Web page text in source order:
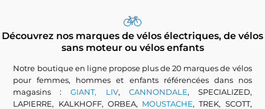
Découvrez nos marques de vélos électriques, de vélos
sans moteur ou vélos enfants
Notre boutique en ligne propose plus de 20 marques de vélos
pour femmes, hommes et enfants référencées dans nos
magasins :GIANT, LIV, CANNONDALE, SPECIALIZED,
LAPIERRE, KALKHOFF, ORBEA, MOUSTACHE, TREK, SCOTT,